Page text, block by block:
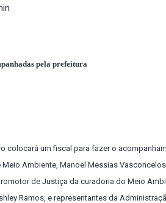
pela prefeitura
colocará um fiscal para fazer o
Ambiente, Manoel Messias
de Justiça da curadoria do Meio
Ramos, e representantes da